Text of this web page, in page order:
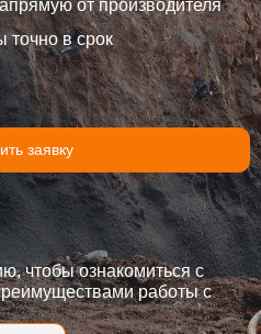
от производителя
в срок
заявку
чтобы ознакомиться с
работы с